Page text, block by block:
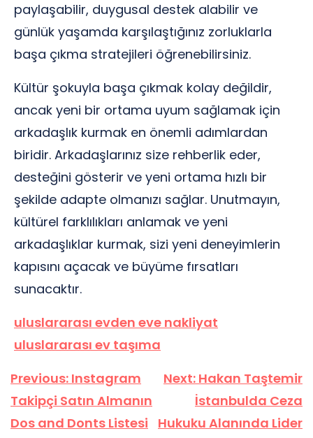
paylaşabilir, duygusal destek alabilir ve
günlük yaşamda karşılaştığınız zorluklarla
başa çıkma stratejileri öğrenebilirsiniz.
Kültür şokuyla başa çıkmak kolay değildir,
ancak yeni bir ortama uyum sağlamak için
arkadaşlık kurmak en önemli adımlardan
biridir. Arkadaşlarınız size rehberlik eder,
desteğini gösterir ve yeni ortama hızlı bir
şekilde adapte olmanızı sağlar. Unutmayın,
kültürel farklılıkları anlamak ve yeni
arkadaşlıklar kurmak, sizi yeni deneyimlerin
kapısını açacak ve büyüme fırsatları
sunacaktır.
uluslararası evden eve nakliyat
uluslararası ev taşıma
Yazı
gezinmesi
Previous: Instagram
Takipçi Satın Almanın
Dos and Donts Listesi
Next: Hakan Taştemir
İstanbulda Ceza
Hukuku Alanında Lider